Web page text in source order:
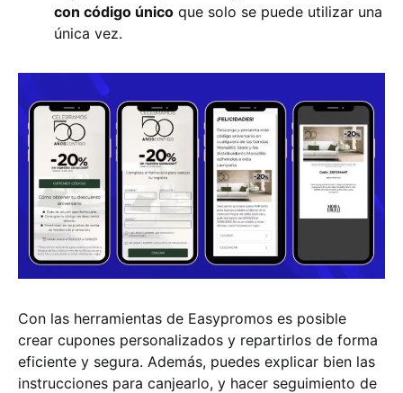
con código único que solo se puede utilizar una
única vez.
Con las herramientas de Easypromos es posible
crear cupones personalizados y repartirlos de forma
eficiente y segura. Además, puedes explicar bien las
instrucciones para canjearlo, y hacer seguimiento de